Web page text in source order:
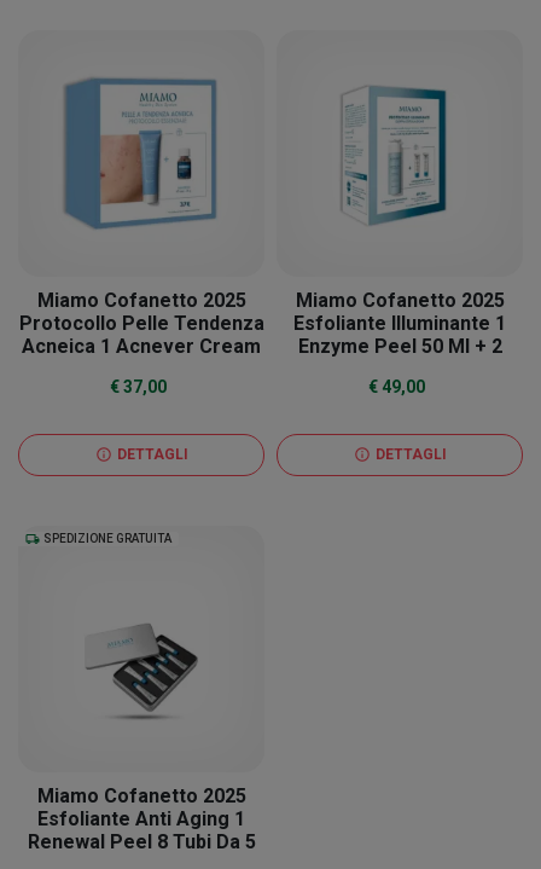
Miamo Cofanetto 2025
Protocollo Pelle Tendenza
Acneica 1 Acnever Cream
Capsule
€ 37,00
info DETTAGLI
Miamo Cofanetto 2025
Esfoliante Illuminante 1
Enzyme Peel 50 Ml + 2
Omaggio
€ 49,00
info DETTAGLI
local_shipping SPEDIZIONE GRATUITA
Miamo Cofanetto 2025
Esfoliante Anti Aging 1
Renewal Peel 8 Tubi Da 5